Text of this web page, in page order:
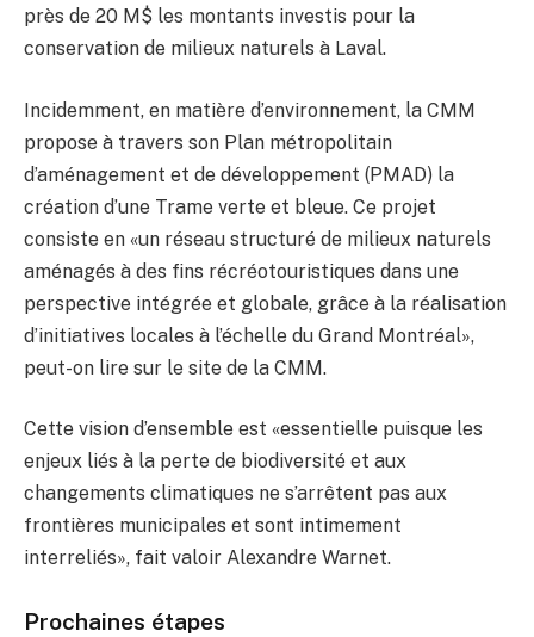
près de 20 M$ les montants investis pour la
conservation de milieux naturels à Laval.
Incidemment, en matière d’environnement, la CMM
propose à travers son Plan métropolitain
d’aménagement et de développement (PMAD) la
création d’une Trame verte et bleue. Ce projet
consiste en «un réseau structuré de milieux naturels
aménagés à des fins récréotouristiques dans une
perspective intégrée et globale, grâce à la réalisation
d’initiatives locales à l’échelle du Grand Montréal»,
peut-on lire sur le site de la CMM.
Cette vision d’ensemble est «essentielle puisque les
enjeux liés à la perte de biodiversité et aux
changements climatiques ne s’arrêtent pas aux
frontières municipales et sont intimement
interreliés», fait valoir Alexandre Warnet.
Prochaines étapes